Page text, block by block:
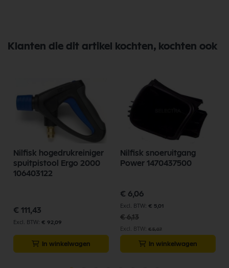
Klanten die dit artikel kochten, kochten ook
Nilfisk hogedrukreiniger
spuitpistool Ergo 2000
106403122
€ 111,43
€ 92,09
In winkelwagen
Nilfisk snoeruitgang
Power 1470437500
Speciale
prijs
€ 6,06
€ 5,01
€ 6,13
€ 5,07
In winkelwagen